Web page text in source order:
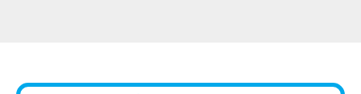
2025年7月